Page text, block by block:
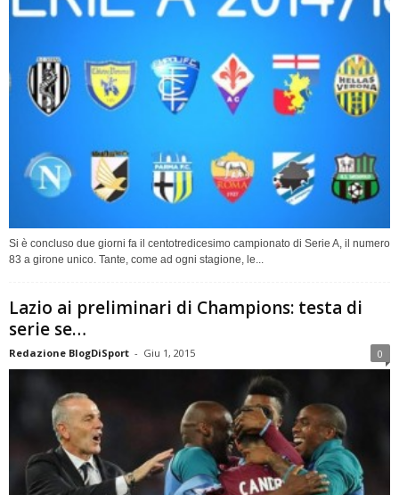
Si è concluso due giorni fa il centotredicesimo campionato di Serie A, il numero
83 a girone unico. Tante, come ad ogni stagione, le...
Lazio ai preliminari di Champions: testa di
serie se…
Redazione BlogDiSport - Giu 1, 2015 0